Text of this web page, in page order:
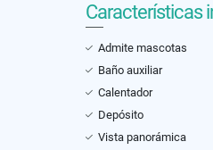
Características
Admite mascotas
Baño auxiliar
Calentador
Depósito
Vista panorámica